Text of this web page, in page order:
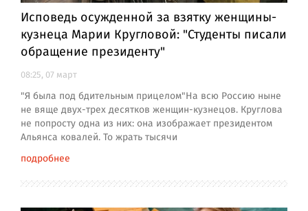
Исповедь осужденной за взятку женщины-
кузнеца Марии Кругловой: "Студенты писали
обращение президенту"
08:25, 07 март
"Я была под бдительным прицелом"На всю Россию ныне
не вяще двух-трех десятков женщин-кузнецов. Круглова
не попросту одна из них: она изображает президентом
Альянса ковалей. То жрать тысячи
подробнее